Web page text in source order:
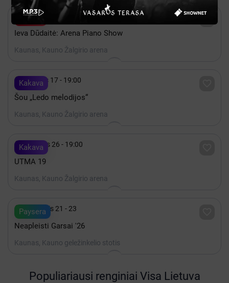
Bilietai
Gruodis 27 - 19:00
Ieva Dūdaitė: Arena Piano Show
Kaunas, Kauno Žalgirio arena
Kakava
 Gruodis 17 - 19:00
Šou „Ledo melodijos“
Kaunas, Kauno Žalgirio arena
Kakava
 Rugsėjis 26 - 19:00
UTMA 19
Kaunas, Kauno Žalgirio arena
Paysera
 Rugpjūtis 21 - 23
Neapleisti Garsai '26
Kaunas, Kauno geležinkelio stotis
Populiariausi renginiai Visa Lietuva